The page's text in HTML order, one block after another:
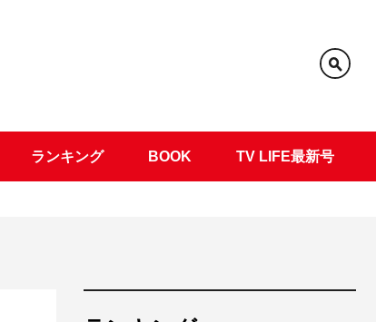
ランキング BOOK TV LIFE最新号